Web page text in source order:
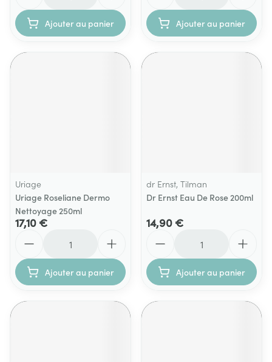
Ajouter au panier Ajouter au panier
Uriage
Uriage Roseliane Dermo
Nettoyage 250ml
17,10 €
Ajouter au panier
dr Ernst, Tilman
Dr Ernst Eau De Rose 200ml
14,90 €
Ajouter au panier